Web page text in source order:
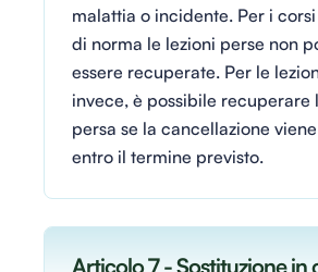
malattia o incidente. Per i
di norma le lezioni perse non
essere recuperate. Per le
invece, è possibile recuperare
persa se la cancellazione
entro il termine previsto.
Articolo 7 - Sostituzione in